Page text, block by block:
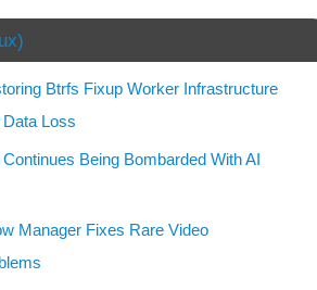
Btrfs Fixup Worker Infrastructure
Loss
Being Bombarded With AI
Manager Fixes Rare Video